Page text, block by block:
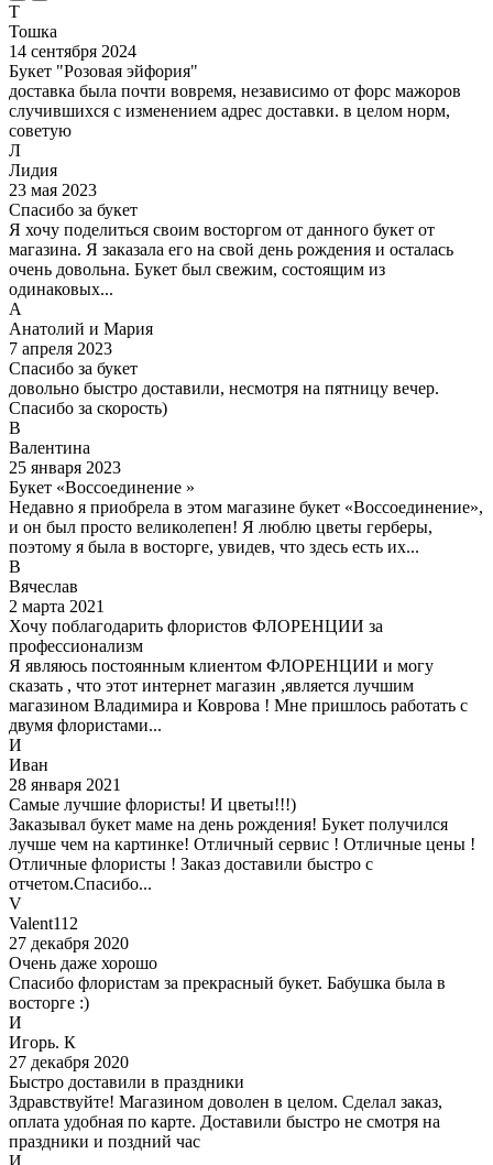
Т
Тошка
14 сентября 2024
Букет "Розовая эйфория"
доставка была почти вовремя, независимо от форс мажоров
случившихся с изменением адрес доставки. в целом норм,
советую
Л
Лидия
23 мая 2023
Спасибо за букет
Я хочу поделиться своим восторгом от данного букет от
магазина. Я заказала его на свой день рождения и осталась
очень довольна. Букет был свежим, состоящим из
одинаковых...
А
Анатолий и Мария
7 апреля 2023
Спасибо за букет
довольно быстро доставили, несмотря на пятницу вечер.
Спасибо за скорость)
В
Валентина
25 января 2023
Букет «Воссоединение »
Недавно я приобрела в этом магазине букет «Воссоединение»,
и он был просто великолепен! Я люблю цветы герберы,
поэтому я была в восторге, увидев, что здесь есть их...
В
Вячеслав
2 марта 2021
Хочу поблагодарить флористов ФЛОРЕНЦИИ за
профессионализм
Я являюсь постоянным клиентом ФЛОРЕНЦИИ и могу
сказать , что этот интернет магазин ,является лучшим
магазином Владимира и Коврова ! Мне пришлось работать с
двумя флористами...
И
Иван
28 января 2021
Самые лучшие флористы! И цветы!!!)
Заказывал букет маме на день рождения! Букет получился
лучше чем на картинке! Отличный сервис ! Отличные цены !
Отличные флористы ! Заказ доставили быстро с
отчетом.Спасибо...
V
Valent112
27 декабря 2020
Очень даже хорошо
Спасибо флористам за прекрасный букет. Бабушка была в
восторге :)
И
Игорь. К
27 декабря 2020
Быстро доставили в праздники
Здравствуйте! Магазином доволен в целом. Сделал заказ,
оплата удобная по карте. Доставили быстро не смотря на
праздники и поздний час
И